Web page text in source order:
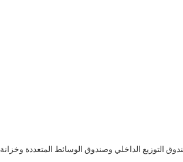
لصندوق التوزيع الداخلي وصندوق الوسائط المتعددة وخزانة